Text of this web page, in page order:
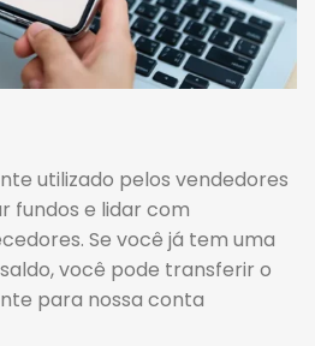
utilizado pelos vendedores
fundos e lidar com
Se você já tem uma
você pode transferir o
para nossa conta